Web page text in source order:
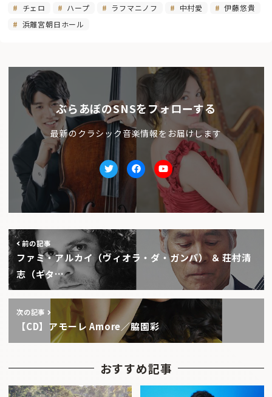
チェロ ハープ ラフマニノフ 中村愛
伊藤悠貴
浜離宮朝日ホール
ぶらあぼのSNSをフォローする
最新のクラシック音楽情報をお届けします
TwitterfacebookYoutube
前の記事
ファミ・アルカイ（ヴィオラ・ダ・ガンバ） ＆ 荘村清
志（ギタ…
次の記事
【CD】アモーレ Amore／脇園彩
おすすめ記事